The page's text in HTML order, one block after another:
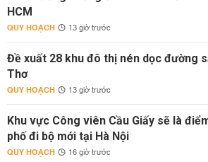
HCM
QUY HOẠCH 13 giờ trước
Đề xuất 28 khu đô thị nén dọc đường
Thơ
QUY HOẠCH 13 giờ trước
Khu vực Công viên Cầu Giấy sẽ là
phố đi bộ mới tại Hà Nội
QUY HOẠCH 16 giờ trước